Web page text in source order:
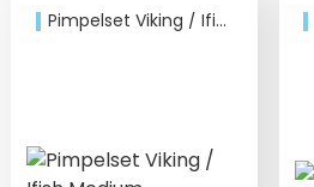
Pimpelset Viking / Ifish Medium